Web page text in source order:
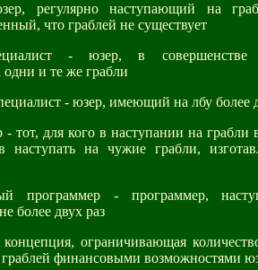
регулярно наступающий на
что граблей не существует
- юзер, в совершенстве
и те же грабли
- юзер, имеющий на лбу более
тот, для кого в наступании на грабли
наступать на чужие грабли,
программер - программер,
более двух раз
ограничивающая
граблей финансовыми возможностями